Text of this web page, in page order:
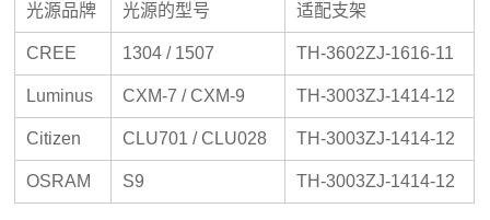
光源品牌 光源的型号 适配支架
CREE 1304 / 1507 TH-3602ZJ-1616-11
Luminus CXM-7 / CXM-9 TH-3003ZJ-1414-12
Citizen CLU701 / CLU028 TH-3003ZJ-1414-12
OSRAM S9 TH-3003ZJ-1414-12